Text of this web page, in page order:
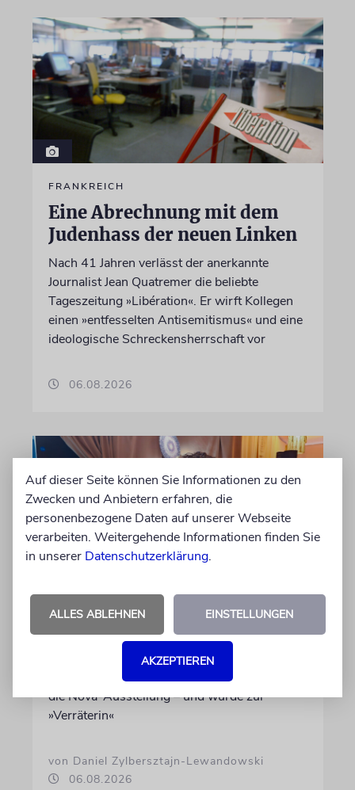
FRANKREICH
Eine Abrechnung mit dem
Judenhass der neuen Linken
Nach 41 Jahren verlässt der anerkannte
Journalist Jean Quatremer die beliebte
Tageszeitung »Libération«. Er wirft Kollegen
einen »entfesselten Antisemitismus« und eine
ideologische Schreckensherrschaft vor
06.08.2026
Seitenwechsel
In Stanford hetzte Taryn Thomas auf
Studentenprotesten gegen Israel. Dann sah sie
die Nova-Ausstellung – und wurde zur
»Verräterin«
von Daniel Zylbersztajn-Lewandowski
06.08.2026
Auf dieser Seite können Sie Informationen zu den
Zwecken und Anbietern erfahren, die
personenbezogene Daten auf unserer Webseite
verarbeiten. Weitergehende Informationen finden Sie
in unserer Datenschutzerklärung.
ALLES ABLEHNEN EINSTELLUNGEN
AKZEPTIEREN